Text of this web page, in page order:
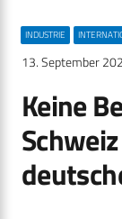
INDUSTRIE
13. September
Keine